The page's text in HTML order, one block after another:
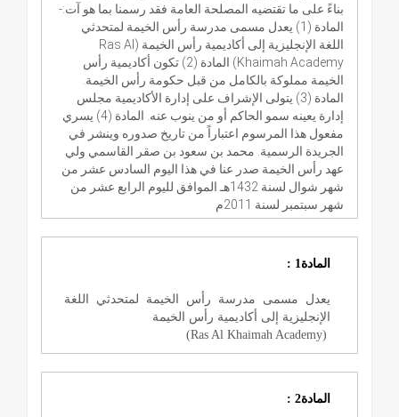
بناءً على ما تقتضيه المصلحة العامة فقد رسمنا بما هو آت:-
المادة (1) يعدل مسمى مدرسة رأس الخيمة لمتحدثي
اللغة الإنجليزية إلى أكاديمية رأس الخيمة (Ras Al
Khaimah Academy) المادة (2) تكون أكاديمية رأس
الخيمة مملوكة بالكامل من قبل حكومة رأس الخيمة.
المادة (3) يتولى الإشراف على إدارة الأكاديمية مجلس
إدارة يعينه سمو الحاكم أو من ينوب عنه. المادة (4) يسري
مفعول هذا المرسوم اعتباراً من تاريخ صدوره وينشر في
الجريدة الرسمية. محمد بن سعود بن صقر القاسمي ولي
عهد رأس الخيمة صدر عنا في هذا اليوم السادس عشر من
شهر شوال لسنة 1432هـ الموافق لليوم الرابع عشر من
شهر سبتمبر لسنة 2011م
المادة1 :
يعدل مسمى مدرسة رأس الخيمة لمتحدثي اللغة
الإنجليزية إلى أكاديمية رأس الخيمة
(Ras Al Khaimah Academy)
المادة2 :